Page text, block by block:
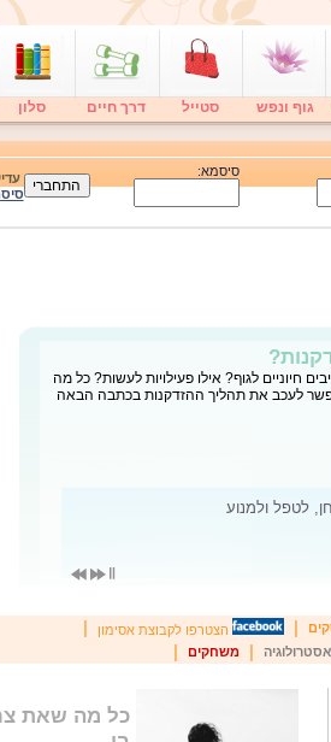
גוף ונפש סטייל דרך חיים סלון
סיסמא:
לטפל ולמנוע
הבוגרת תסבול בשלב כלשהו בחייה מכאב גב.
כאב גב מכאני, כאב שאינו נובעים מדלקת,
הצטרפו לקבוצת אסימון
אסטרולוגיה |משחקים
כל מה שאת